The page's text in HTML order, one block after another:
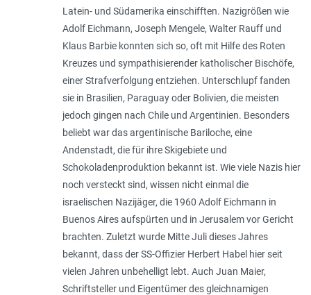
Latein- und Südamerika einschifften. Nazigrößen wie
Adolf Eichmann, Joseph Mengele, Walter Rauff und
Klaus Barbie konnten sich so, oft mit Hilfe des Roten
Kreuzes und sympathisierender katholischer Bischöfe,
einer Strafverfolgung entziehen. Unterschlupf fanden
sie in Brasilien, Paraguay oder Bolivien, die meisten
jedoch gingen nach Chile und Argentinien. Besonders
beliebt war das argentinische Bariloche, eine
Andenstadt, die für ihre Skigebiete und
Schokoladenproduktion bekannt ist. Wie viele Nazis hier
noch versteckt sind, wissen nicht einmal die
israelischen Nazijäger, die 1960 Adolf Eichmann in
Buenos Aires aufspürten und in Jerusalem vor Gericht
brachten. Zuletzt wurde Mitte Juli dieses Jahres
bekannt, dass der SS-Offizier Herbert Habel hier seit
vielen Jahren unbehelligt lebt. Auch Juan Maier,
Schriftsteller und Eigentümer des gleichnamigen